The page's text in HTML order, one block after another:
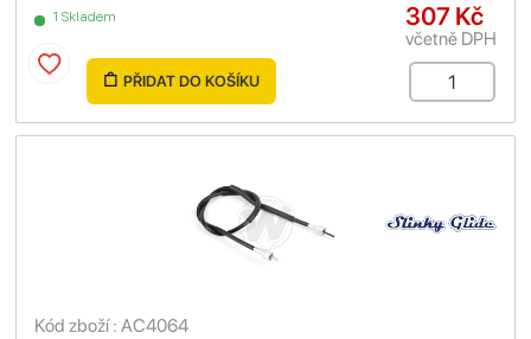
1 Skladem 307 Kč
včetně DPH
PŘIDAT DO KOŠÍKU
Kód zboží : AC4064